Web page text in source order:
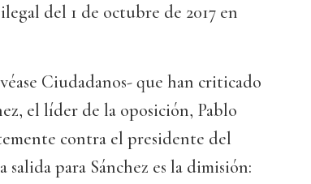
del 1 de octubre de 2017 en
Ciudadanos- que han criticado
el líder de la oposición, Pablo
contra el presidente del
para Sánchez es la dimisión: